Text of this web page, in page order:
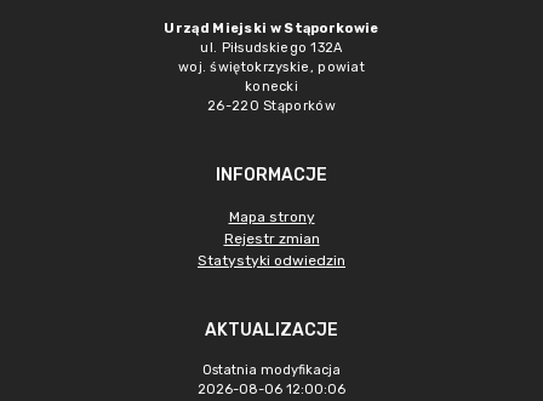
Urząd Miejski w Stąporkowie
ul. Piłsudskiego 132A
woj. świętokrzyskie, powiat
konecki
26-220 Stąporków
INFORMACJE
Mapa strony
Rejestr zmian
Statystyki odwiedzin
AKTUALIZACJE
Ostatnia modyfikacja
2026-08-06 12:00:06